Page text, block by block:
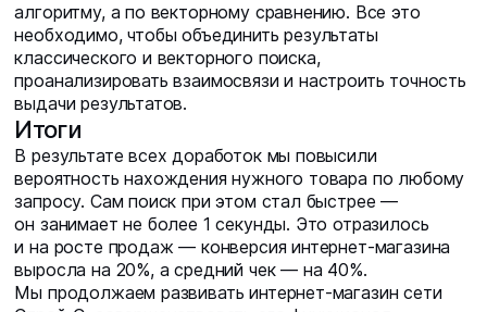
алгоритму, а по векторному сравнению. Все это
необходимо, чтобы объединить результаты
классического и векторного поиска,
проанализировать взаимосвязи и настроить точность
выдачи результатов.
Итоги
В результате всех доработок мы повысили
вероятность нахождения нужного товара по любому
запросу. Сам поиск при этом стал быстрее —
он занимает не более 1 секунды. Это отразилось
и на росте продаж — конверсия интернет-магазина
выросла на 20%, а средний чек — на 40%.
Мы продолжаем развивать интернет-магазин сети